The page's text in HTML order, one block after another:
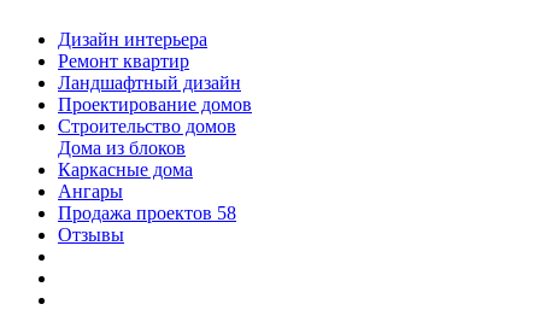
Дизайн интерьера
Ремонт квартир
Ландшафтный дизайн
Проектирование домов
Строительство домов
Дома из блоков
Каркасные дома
Ангары
Продажа проектов 58
Отзывы